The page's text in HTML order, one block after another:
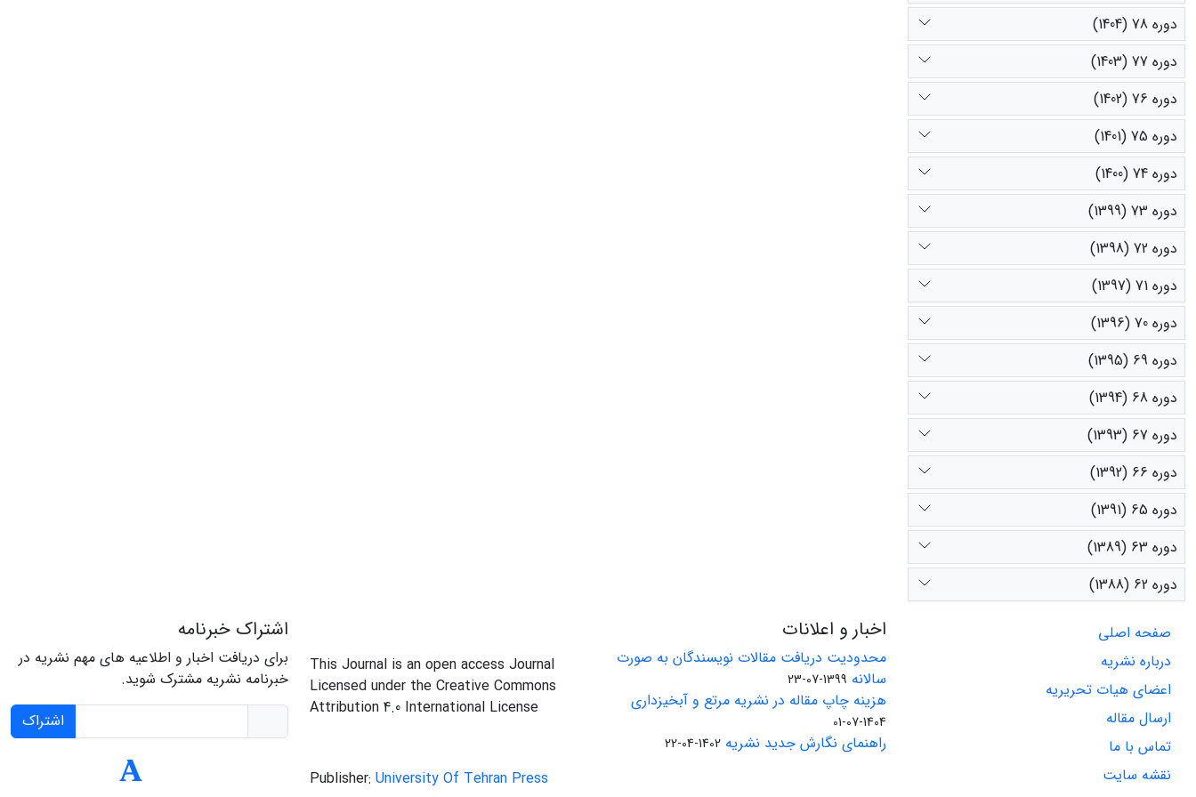
دوره 78 (1404)
دوره 77 (1403)
دوره 76 (1402)
دوره 75 (1401)
دوره 74 (1400)
دوره 73 (1399)
دوره 72 (1398)
دوره 71 (1397)
دوره 70 (1396)
دوره 69 (1395)
دوره 68 (1394)
دوره 67 (1393)
دوره 66 (1392)
دوره 65 (1391)
دوره 63 (1389)
دوره 62 (1388)
صفحه اصلی
درباره نشریه
اعضای هیات تحریریه
ارسال مقاله
تماس با ما
نقشه سایت
اخبار و اعلانات
محدودیت دریافت مقالات نویسندگان به صورت
سالانه 1399-07-23
هزینه چاپ مقاله در نشریه مرتع و آبخیزداری
1404-07-01
راهنمای نگارش جدید نشریه 1402-04-22
This Journal is an open access Journal
Licensed under the Creative Commons
Attribution 4.0 International License
Publisher: University Of Tehran Press
اشتراک خبرنامه
برای دریافت اخبار و اطلاعیه های مهم نشریه در
خبرنامه نشریه مشترک شوید.
اشتراک